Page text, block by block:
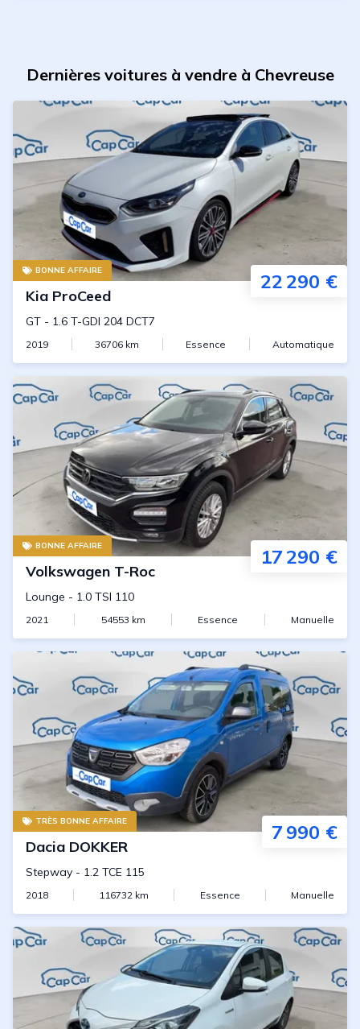
Dernières voitures à vendre à Chevreuse
BONNE AFFAIRE 22 290 €
Kia ProCeed
GT - 1.6 T-GDI 204 DCT7
2019 36706 km Essence Automatique
BONNE AFFAIRE 17 290 €
Volkswagen T-Roc
Lounge - 1.0 TSI 110
2021 54553 km Essence Manuelle
TRÈS BONNE AFFAIRE 7 990 €
Dacia DOKKER
Stepway - 1.2 TCE 115
2018 116732 km Essence Manuelle